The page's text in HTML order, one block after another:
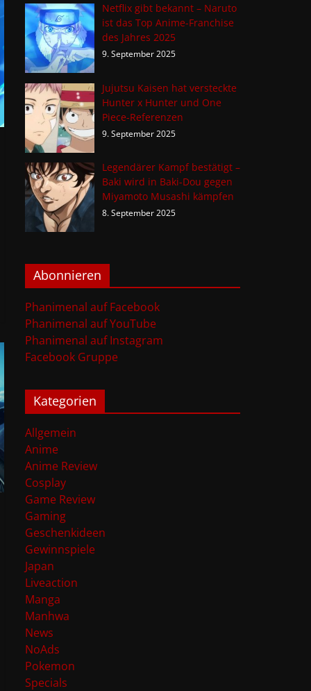
Netflix gibt bekannt – Naruto
ist das Top Anime-Franchise
des Jahres 2025
9. September 2025
Jujutsu Kaisen hat versteckte
Hunter x Hunter und One
Piece-Referenzen
9. September 2025
Legendärer Kampf bestätigt –
Baki wird in Baki-Dou gegen
Miyamoto Musashi kämpfen
8. September 2025
Abonnieren
Phanimenal auf Facebook
Phanimenal auf YouTube
Phanimenal auf Instagram
Facebook Gruppe
Kategorien
Allgemein
Anime
Anime Review
Cosplay
Game Review
Gaming
Geschenkideen
Gewinnspiele
Japan
Liveaction
Manga
Manhwa
News
NoAds
Pokemon
Specials